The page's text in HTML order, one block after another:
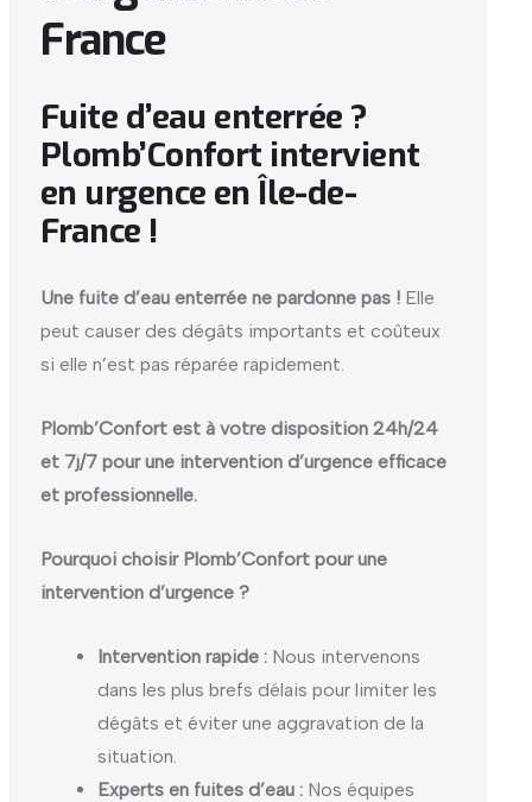
France
Fuite d’eau enterrée ?
Plomb’Confort intervient
en urgence en Île-de-
France !
Une fuite d’eau enterrée ne pardonne pas ! Elle
peut causer des dégâts importants et coûteux
si elle n’est pas réparée rapidement.
Plomb’Confort est à votre disposition 24h/24
et 7j/7 pour une intervention d’urgence efficace
et professionnelle.
Pourquoi choisir Plomb’Confort pour une
intervention d’urgence ?
Intervention rapide : Nous intervenons
dans les plus brefs délais pour limiter les
dégâts et éviter une aggravation de la
situation.
Experts en fuites d’eau : Nos équipes